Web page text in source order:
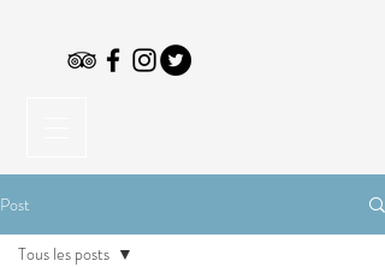
Post
Tous les posts